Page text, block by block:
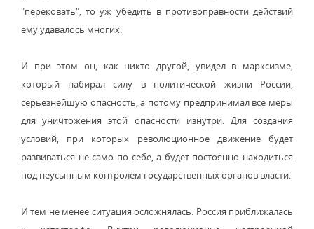
"перековать", то уж убедить в противоправности действий
ему удавалось многих.
И при этом он, как никто другой, увидел в марксизме,
который набирал силу в политической жизни России,
серьезнейшую опасность, а потому предпринимал все меры
для уничтожения этой опасности изнутри. Для создания
условий, при которых революционное движение будет
развиваться не само по себе, а будет постоянно находиться
под неусыпным контролем государственных органов власти.
И тем не менее ситуация осложнялась. Россия приближалась